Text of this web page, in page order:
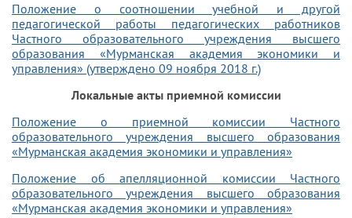
Положение о соотношении учебной и другой
педагогической работы педагогических работников
Частного образовательного учреждения высшего
образования «Мурманская академия экономики и
управления» (утверждено 09 ноября 2018 г.)
Локальные акты приемной комиссии
Положение о приемной комиссии Частного
образовательного учреждения высшего образования
«Мурманская академия экономики и управления»
Положение об апелляционной комиссии Частного
образовательного учреждения высшего образования
«Мурманская академия экономики и управления»